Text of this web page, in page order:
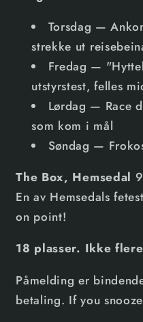
Torsdag —
strekke ut
Fredag —
utstyrstest, felles
Lørdag — Race
som kom i mål
Søndag —
The Box, Hemsedal
En av Hemsedals
on point!
18 plasser. Ikke
Påmelding er
betaling. If you